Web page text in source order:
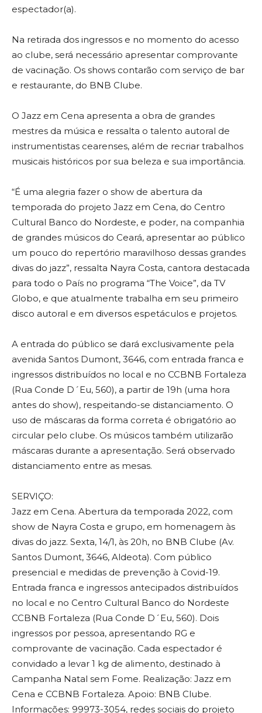
espectador(a).
Na retirada dos ingressos e no momento do acesso
ao clube, será necessário apresentar comprovante
de vacinação. Os shows contarão com serviço de bar
e restaurante, do BNB Clube.
O Jazz em Cena apresenta a obra de grandes
mestres da música e ressalta o talento autoral de
instrumentistas cearenses, além de recriar trabalhos
musicais históricos por sua beleza e sua importância.
“É uma alegria fazer o show de abertura da
temporada do projeto Jazz em Cena, do Centro
Cultural Banco do Nordeste, e poder, na companhia
de grandes músicos do Ceará, apresentar ao público
um pouco do repertório maravilhoso dessas grandes
divas do jazz”, ressalta Nayra Costa, cantora destacada
para todo o País no programa “The Voice”, da TV
Globo, e que atualmente trabalha em seu primeiro
disco autoral e em diversos espetáculos e projetos.
A entrada do público se dará exclusivamente pela
avenida Santos Dumont, 3646, com entrada franca e
ingressos distribuídos no local e no CCBNB Fortaleza
(Rua Conde D´Eu, 560), a partir de 19h (uma hora
antes do show), respeitando-se distanciamento. O
uso de máscaras da forma correta é obrigatório ao
circular pelo clube. Os músicos também utilizarão
máscaras durante a apresentação. Será observado
distanciamento entre as mesas.
SERVIÇO:
Jazz em Cena. Abertura da temporada 2022, com
show de Nayra Costa e grupo, em homenagem às
divas do jazz. Sexta, 14/1, às 20h, no BNB Clube (Av.
Santos Dumont, 3646, Aldeota). Com público
presencial e medidas de prevenção à Covid-19.
Entrada franca e ingressos antecipados distribuídos
no local e no Centro Cultural Banco do Nordeste
CCBNB Fortaleza (Rua Conde D´Eu, 560). Dois
ingressos por pessoa, apresentando RG e
comprovante de vacinação. Cada espectador é
convidado a levar 1 kg de alimento, destinado à
Campanha Natal sem Fome. Realização: Jazz em
Cena e CCBNB Fortaleza. Apoio: BNB Clube.
Informações: 99973-3054, redes sociais do projeto